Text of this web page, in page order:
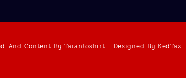
And Content By Tarantoshirt - Designed By KedTaz